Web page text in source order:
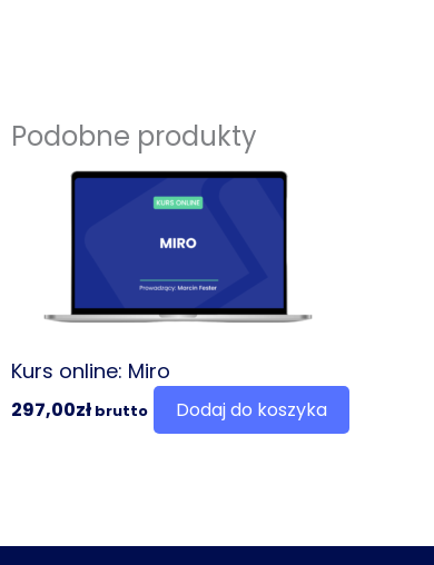
Podobne produkty
Kurs online: Miro
297,00zł brutto Dodaj do koszyka